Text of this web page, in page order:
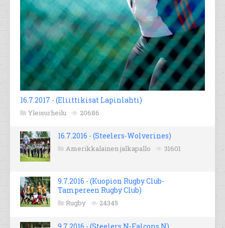
16.7.2017 - (Eliittikisat Lapinlahti)
Yleisurheilu 20686
16.7.2016 - (Steelers-Wolverines)
Amerikkalainen jalkapallo 31601
9.7.2016 - (Kuopion Rugby Club-
Tampereen Rugby Club)
Rugby 24345